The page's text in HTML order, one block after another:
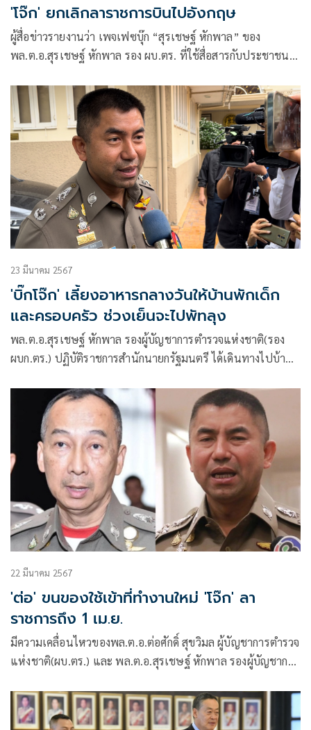
'โจ๊ก' ยกเลิกลาราชการบินไปอังกฤษ
ผู้สื่อข่าวรายงานว่า เพจเฟซบุ๊ก “สุรเชษฐ์ หักพาล” ของ
พล.ต.อ.สุรเชษฐ์ หักพาล รอง ผบ.ตร. ที่ใช้สื่อสารกับประชาชนมี
23 มีนาคม 2567
'บิ๊กโจ๊ก' เลี้ยงอาหารกลางวันให้บ้านพักเด็ก
และครอบครัว ช่วงเย็นจะไปพัทลุง
พล.ต.อ.สุรเชษฐ์ หักพาล รองผู้บัญชาการตำรวจแห่งชาติ(รอง
ผบก.ตร.) ปฏิบัติราชการสำนักนายกรัฐมนตรี ได้เดินทางไปบ้าน
ดังย่านประชาชื่น ไปเลี้ยงอาหารกลางวันแก่เด็กๆ
22 มีนาคม 2567
'ต่อ' ขนของใช้เข้าที่ทำงานใหม่ 'โจ๊ก' ลา
ราชการถึง 1 เม.ย.
มีความเคลื่อนไหวของพล.ต.อ.ต่อศักดิ์ สุขวิมล ผู้บัญชาการตำรวจ
แห่งชาติ(ผบ.ตร.) และ พล.ต.อ.สุรเชษฐ์ หักพาล รองผู้บัญชาการ